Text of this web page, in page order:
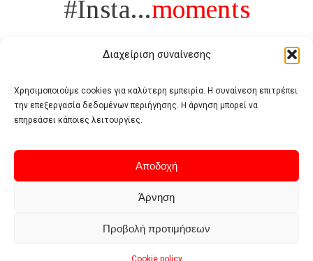
Διαχείριση συναίνεσης
Χρησιμοποιούμε cookies για καλύτερη εμπειρία. Η συναίνεση επιτρέπει
την επεξεργασία δεδομένων περιήγησης. Η άρνηση μπορεί να
επηρεάσει κάποιες λειτουργίες.
Αποδοχή
Άρνηση
Προβολή προτιμήσεων
Cookie policy
#Insta...moments
Πολυτέλεια δεν είναι το αντίθετο της ανέχειας, είναι το αντίθετο της
Terms of use Privacy policy Cookie policy